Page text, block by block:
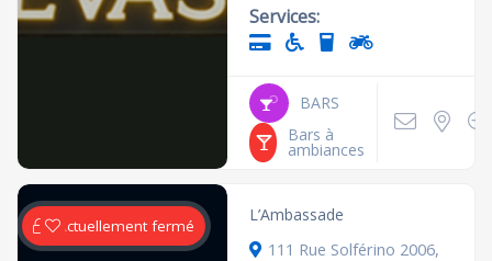
Services:
BARS
Bars à
ambiances
Actuellement fermé
L’Ambassade
111 Rue Solférino 2006,